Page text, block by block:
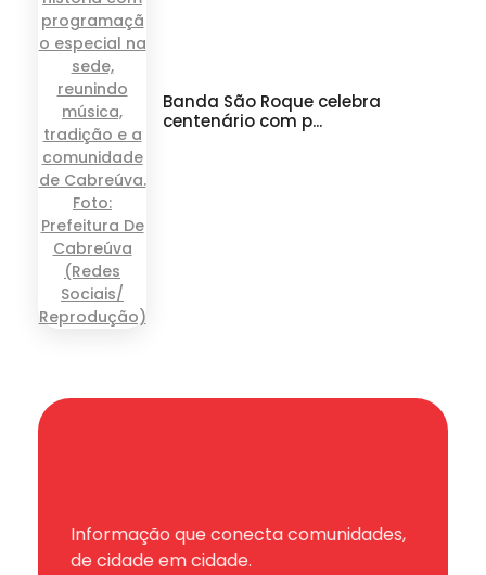
Banda São Roque celebra
centenário com p...
Informação que conecta comunidades,
de cidade em cidade.